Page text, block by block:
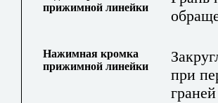
прижимной линейки
Нажимная кромка
прижимной линейки
при